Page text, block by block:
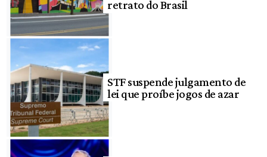
retrato do Brasil
STF suspende julgamento de
lei que proíbe jogos de azar